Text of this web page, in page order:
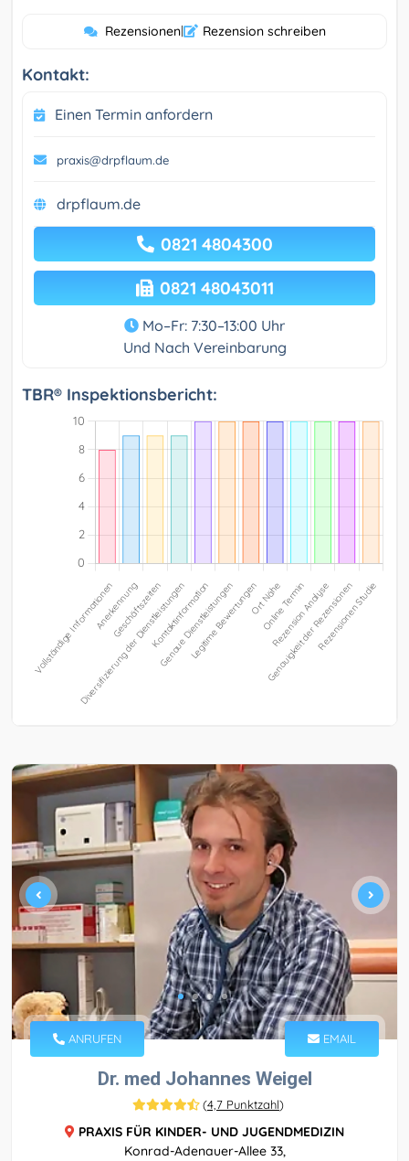
Rezensionen| Rezension schreiben
Kontakt:
Einen Termin anfordern
praxis@drpflaum.de
drpflaum.de
0821 4804300
0821 48043011
Mo–Fr: 7:30–13:00 Uhr
Und Nach Vereinbarung
TBR® Inspektionsbericht:
ANRUFEN EMAIL
Dr. med Johannes Weigel
(4,7 Punktzahl)
PRAXIS FÜR KINDER- UND JUGENDMEDIZIN
Konrad-Adenauer-Allee 33,